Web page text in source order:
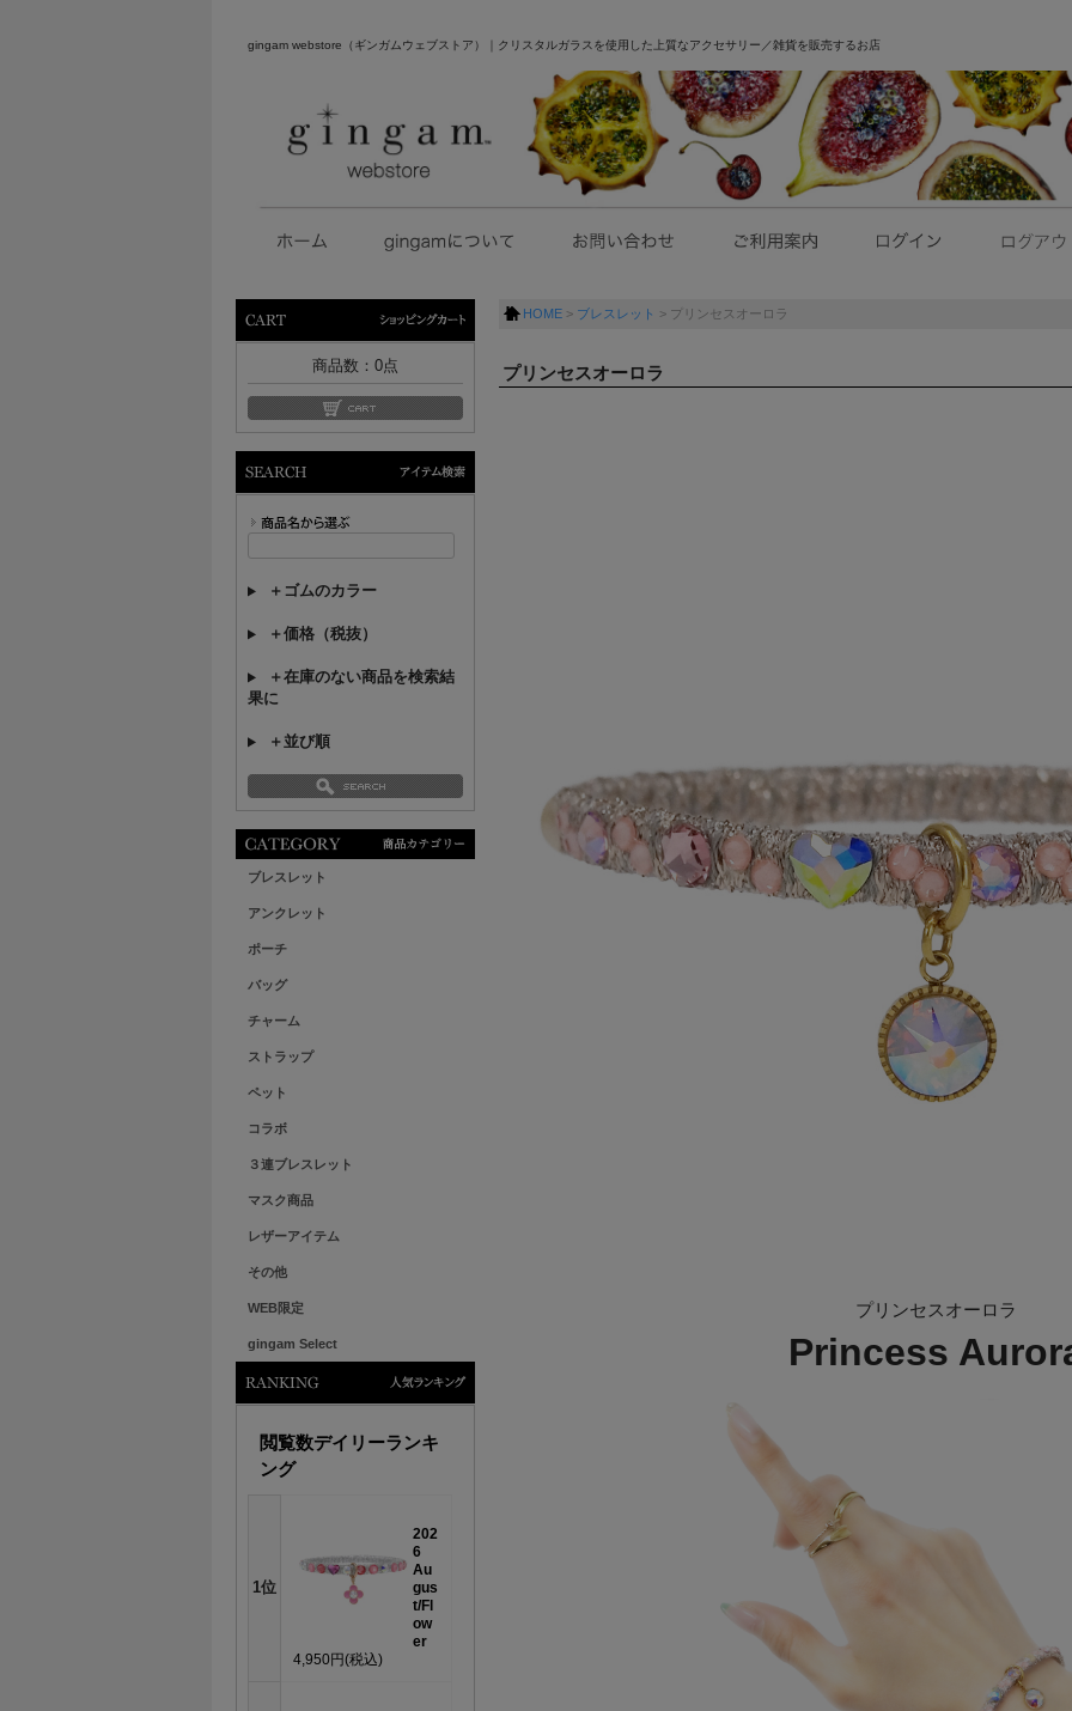
gingam webstore（ギンガムウェブストア）｜クリスタルガラスを使用した上質なアクセサリー／雑貨を販売するお店
商品数： 0点
＋ゴムのカラー
＋価格（税抜）
＋在庫のない商品を検索結
果に
＋並び順
ブレスレット
アンクレット
ポーチ
バッグ
チャーム
ストラップ
ペット
コラボ
３連ブレスレット
マスク商品
レザーアイテム
その他
WEB限定
gingam Select
閲覧数デイリーランキ
ング
1位
202
6
Au
gus
t/Fl
ow
er
4,950円(税込)
HOME ブレスレット プリンセスオーロラ
プリンセスオーロラ
プリンセスオーロラ
Princess